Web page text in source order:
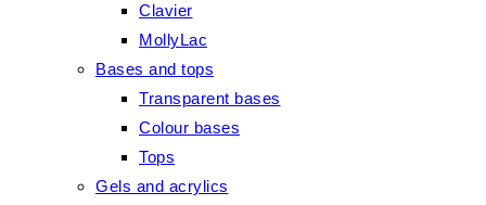
Clavier
MollyLac
Bases and tops
Transparent bases
Colour bases
Tops
Gels and acrylics